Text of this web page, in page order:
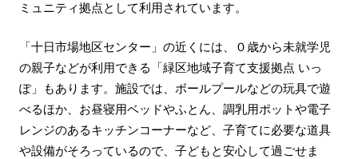
ミュニティ拠点として利用されています。
「十日市場地区センター」の近くには、０歳から未就学児
の親子などが利用できる「緑区地域子育て支援拠点 いっ
ぽ」もあります。施設では、ボールプールなどの玩具で遊
べるほか、お昼寝用ベッドやふとん、調乳用ポットや電子
レンジのあるキッチンコーナーなど、子育てに必要な道具
や設備がそろっているので、子どもと安心して過ごせま